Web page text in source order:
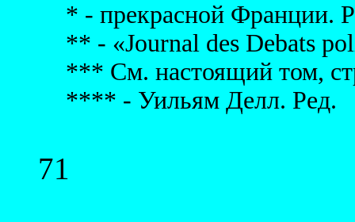
* - прекрасной Франции.
** - «Journal des Debats
*** См. настоящий том,
**** - Уильям Делл. Ред.
71